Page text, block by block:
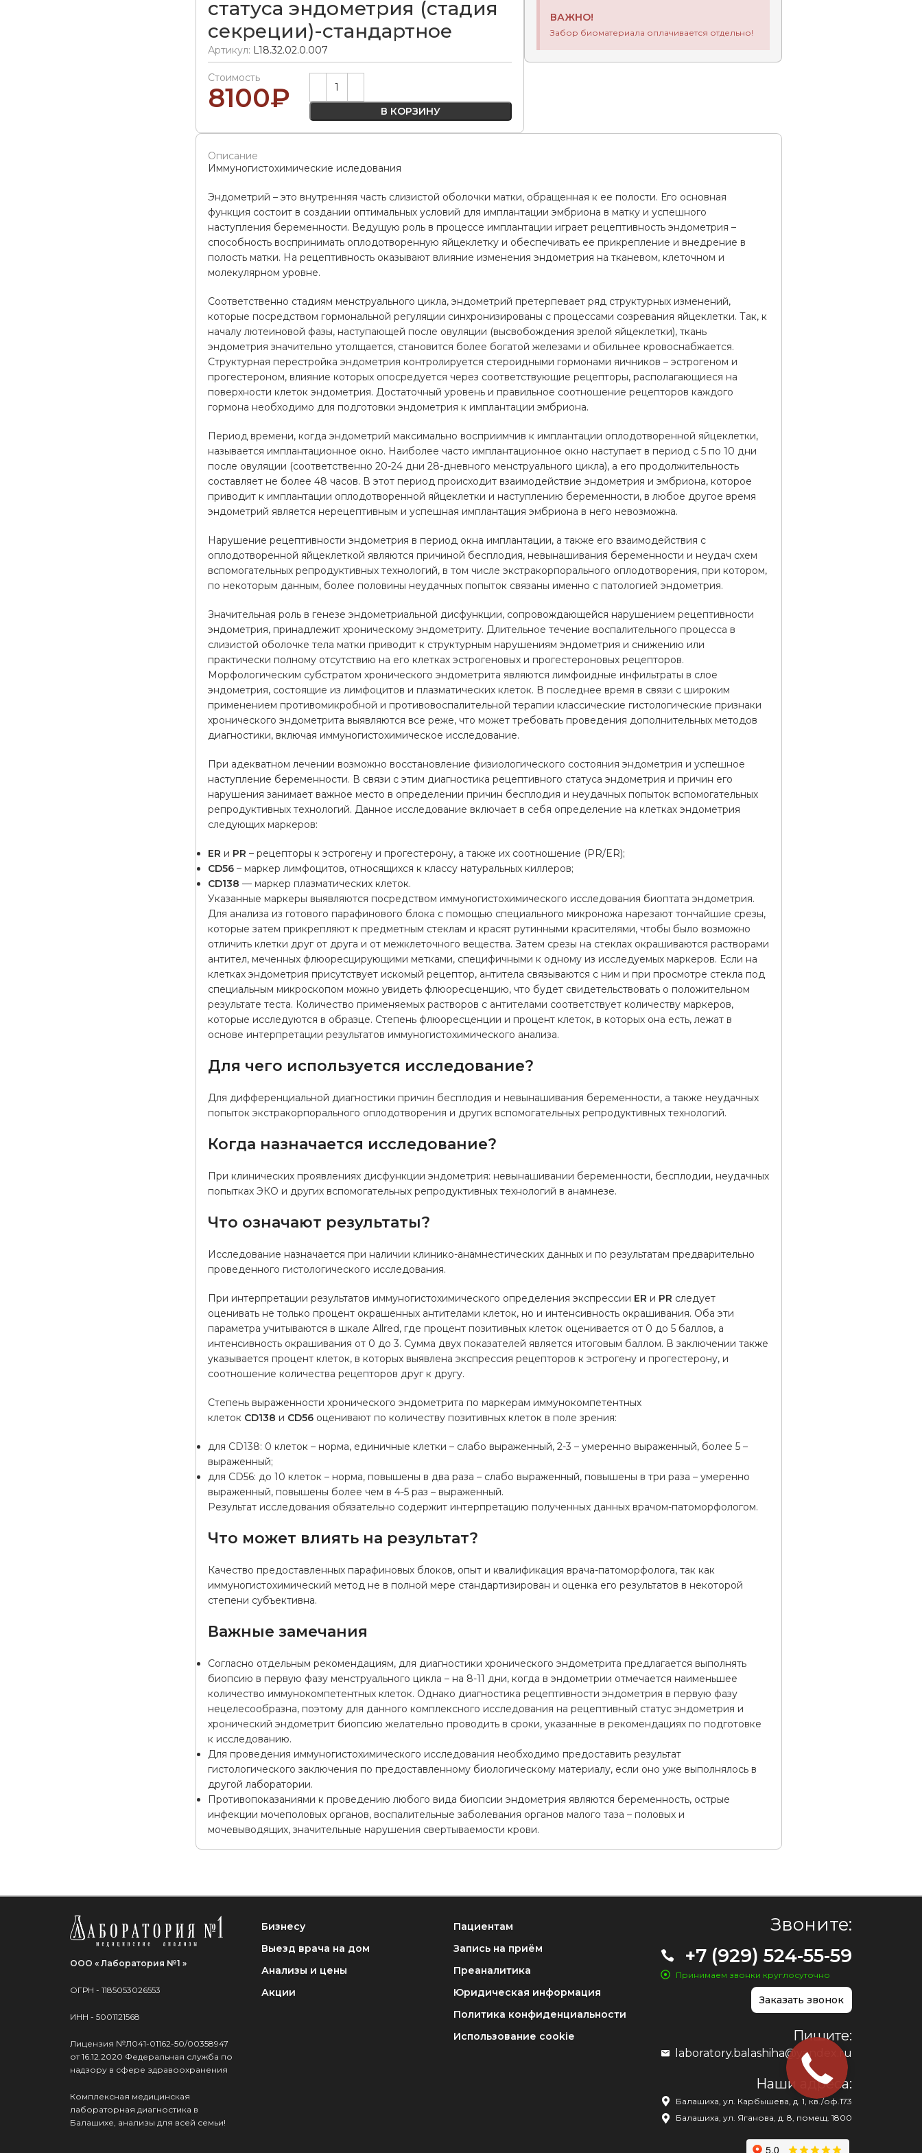
статуса эндометрия (стадия
секреции)-стандартное
Артикул: L18.32.02.0.007
Стоимость
8100₽ В КОРЗИНУ
Alternative:
ВАЖНО!
Забор биоматериала оплачивается отдельно!
Описание
Иммуногистохимические иследования
Эндометрий – это внутренняя часть слизистой оболочки матки, обращенная к ее полости. Его основная
функция состоит в создании оптимальных условий для имплантации эмбриона в матку и успешного
наступления беременности. Ведущую роль в процессе имплантации играет рецептивность эндометрия –
способность воспринимать оплодотворенную яйцеклетку и обеспечивать ее прикрепление и внедрение в
полость матки. На рецептивность оказывают влияние изменения эндометрия на тканевом, клеточном и
молекулярном уровне.
Соответственно стадиям менструального цикла, эндометрий претерпевает ряд структурных изменений,
которые посредством гормональной регуляции синхронизированы с процессами созревания яйцеклетки. Так, к
началу лютеиновой фазы, наступающей после овуляции (высвобождения зрелой яйцеклетки), ткань
эндометрия значительно утолщается, становится более богатой железами и обильнее кровоснабжается.
Структурная перестройка эндометрия контролируется стероидными гормонами яичников – эстрогеном и
прогестероном, влияние которых опосредуется через соответствующие рецепторы, располагающиеся на
поверхности клеток эндометрия. Достаточный уровень и правильное соотношение рецепторов каждого
гормона необходимо для подготовки эндометрия к имплантации эмбриона.
Период времени, когда эндометрий максимально восприимчив к имплантации оплодотворенной яйцеклетки,
называется имплантационное окно. Наиболее часто имплантационное окно наступает в период с 5 по 10 дни
после овуляции (соответственно 20-24 дни 28-дневного менструального цикла), а его продолжительность
составляет не более 48 часов. В этот период происходит взаимодействие эндометрия и эмбриона, которое
приводит к имплантации оплодотворенной яйцеклетки и наступлению беременности, в любое другое время
эндометрий является нерецептивным и успешная имплантация эмбриона в него невозможна.
Нарушение рецептивности эндометрия в период окна имплантации, а также его взаимодействия с
оплодотворенной яйцеклеткой являются причиной бесплодия, невынашивания беременности и неудач схем
вспомогательных репродуктивных технологий, в том числе экстракорпорального оплодотворения, при котором,
по некоторым данным, более половины неудачных попыток связаны именно с патологией эндометрия.
Значительная роль в генезе эндометриальной дисфункции, сопровождающейся нарушением рецептивности
эндометрия, принадлежит хроническому эндометриту. Длительное течение воспалительного процесса в
слизистой оболочке тела матки приводит к структурным нарушениям эндометрия и снижению или
практически полному отсутствию на его клетках эстрогеновых и прогестероновых рецепторов.
Морфологическим субстратом хронического эндометрита являются лимфоидные инфильтраты в слое
эндометрия, состоящие из лимфоцитов и плазматических клеток. В последнее время в связи с широким
применением противомикробной и противовоспалительной терапии классические гистологические признаки
хронического эндометрита выявляются все реже, что может требовать проведения дополнительных методов
диагностики, включая иммуногистохимическое исследование.
При адекватном лечении возможно восстановление физиологического состояния эндометрия и успешное
наступление беременности. В связи с этим диагностика рецептивного статуса эндометрия и причин его
нарушения занимает важное место в определении причин бесплодия и неудачных попыток вспомогательных
репродуктивных технологий. Данное исследование включает в себя определение на клетках эндометрия
следующих маркеров:
ER и PR – рецепторы к эстрогену и прогестерону, а также их соотношение (PR/ER);
CD56 – маркер лимфоцитов, относящихся к классу натуральных киллеров;
CD138 — маркер плазматических клеток.
Указанные маркеры выявляются посредством иммуногистохимического исследования биоптата эндометрия.
Для анализа из готового парафинового блока с помощью специального микроножа нарезают тончайшие срезы,
которые затем прикрепляют к предметным стеклам и красят рутинными красителями, чтобы было возможно
отличить клетки друг от друга и от межклеточного вещества. Затем срезы на стеклах окрашиваются растворами
антител, меченных флюоресцирующими метками, специфичными к одному из исследуемых маркеров. Если на
клетках эндометрия присутствует искомый рецептор, антитела связываются с ним и при просмотре стекла под
специальным микроскопом можно увидеть флюоресценцию, что будет свидетельствовать о положительном
результате теста. Количество применяемых растворов с антителами соответствует количеству маркеров,
которые исследуются в образце. Степень флюоресценции и процент клеток, в которых она есть, лежат в
основе интерпретации результатов иммуногистохимического анализа.
Для чего используется исследование?
Для дифференциальной диагностики причин бесплодия и невынашивания беременности, а также неудачных
попыток экстракорпорального оплодотворения и других вспомогательных репродуктивных технологий.
Когда назначается исследование?
При клинических проявлениях дисфункции эндометрия: невынашивании беременности, бесплодии, неудачных
попытках ЭКО и других вспомогательных репродуктивных технологий в анамнезе.
Что означают результаты?
Исследование назначается при наличии клинико-анамнестических данных и по результатам предварительно
проведенного гистологического исследования.
При интерпретации результатов иммуногистохимического определения экспрессии ER и PR следует
оценивать не только процент окрашенных антителами клеток, но и интенсивность окрашивания. Оба эти
параметра учитываются в шкале Allred, где процент позитивных клеток оценивается от 0 до 5 баллов, а
интенсивность окрашивания от 0 до 3. Сумма двух показателей является итоговым баллом. В заключении также
указывается процент клеток, в которых выявлена экспрессия рецепторов к эстрогену и прогестерону, и
соотношение количества рецепторов друг к другу.
Степень выраженности хронического эндометрита по маркерам иммунокомпетентных
клеток CD138 и CD56 оценивают по количеству позитивных клеток в поле зрения:
для CD138: 0 клеток – норма, единичные клетки – слабо выраженный, 2-3 – умеренно выраженный, более 5 –
выраженный;
для CD56: до 10 клеток – норма, повышены в два раза – слабо выраженный, повышены в три раза – умеренно
выраженный, повышены более чем в 4-5 раз – выраженный.
Результат исследования обязательно содержит интерпретацию полученных данных врачом-патоморфологом.
Что может влиять на результат?
Качество предоставленных парафиновых блоков, опыт и квалификация врача-патоморфолога, так как
иммуногистохимический метод не в полной мере стандартизирован и оценка его результатов в некоторой
степени субъективна.
Важные замечания
Согласно отдельным рекомендациям, для диагностики хронического эндометрита предлагается выполнять
биопсию в первую фазу менструального цикла – на 8-11 дни, когда в эндометрии отмечается наименьшее
количество иммунокомпетентных клеток. Однако диагностика рецептивности эндометрия в первую фазу
нецелесообразна, поэтому для данного комплексного исследования на рецептивный статус эндометрия и
хронический эндометрит биопсию желательно проводить в сроки, указанные в рекомендациях по подготовке
к исследованию.
Для проведения иммуногистохимического исследования необходимо предоставить результат
гистологического заключения по предоставленному биологическому материалу, если оно уже выполнялось в
другой лаборатории.
Противопоказаниями к проведению любого вида биопсии эндометрия являются беременность, острые
инфекции мочеполовых органов, воспалительные заболевания органов малого таза – половых и
мочевыводящих, значительные нарушения свертываемости крови.
ООО « Лаборатория №1 »
ОГРН - 1185053026553
ИНН - 5001121568
Лицензия №Л041-01162-50/00358947
от 16.12.2020 Федеральная служба по
надзору в сфере здравоохранения
Комплексная медицинская
лабораторная диагностика в
Балашихе, анализы для всей семьи!
Бизнесу
Выезд врача на дом
Анализы и цены
Акции
Пациентам
Запись на приём
Преаналитика
Юридическая информация
Политика конфиденциальности
Использование cookie
Звоните:
+7 (929) 524-55-59
Принимаем звонки круглосуточно
Заказать звонок
Пишите:
laboratory.balashiha@yandex.ru
Наши адреса:
Балашиха, ул. Карбышева, д. 1, кв./оф.173
Балашиха, ул. Яганова, д. 8, помещ. 1800